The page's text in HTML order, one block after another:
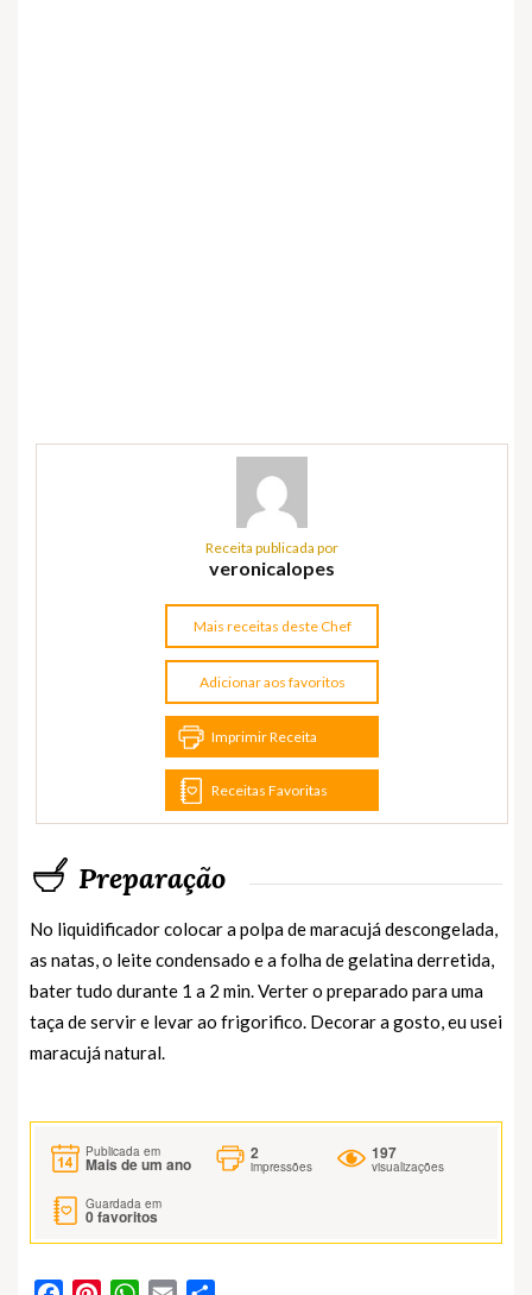
Receita publicada por
veronicalopes
Mais receitas deste Chef
Adicionar aos favoritos
Imprimir Receita
Receitas Favoritas
Preparação
No liquidificador colocar a polpa de maracujá descongelada,
as natas, o leite condensado e a folha de gelatina derretida,
bater tudo durante 1 a 2 min. Verter o preparado para uma
taça de servir e levar ao frigorifico. Decorar a gosto, eu usei
maracujá natural.
Publicada em
Mais de um ano
2
impressões
197
visualizações
Guardada em
0favoritos